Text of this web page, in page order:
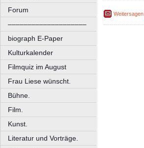
Forum
––––––––––––––––––––
biograph E-Paper
Kulturkalender
Filmquiz im August
Frau Liese wünscht.
Bühne.
Film.
Kunst.
Literatur und Vorträge.
Weitersagen